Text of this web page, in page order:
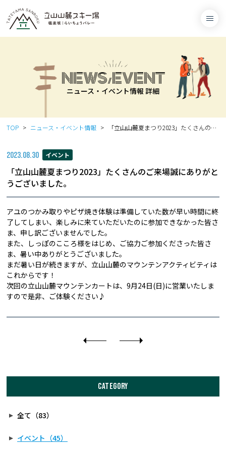
NEWS/EVENT
ニュース・イベント情報 詳細
TOP ニュース・イベント情報 「立山山麓夏まつり2023」たくさんのご来場誠にありがとうございました。
2023.08.30 イベント
「立山山麓夏まつり2023」たくさんのご来場誠にありがと
うございました。
アユのつかみ取りやピザ焼き体験は準備していた数が早い時間に終
了してしまい、楽しみに来ていただいたのに参加できなかった皆さ
ま、申し訳ございませんでした。
また、しっぽのこころ様をはじめ、ご協力ご参加くださった皆さ
ま、暑い中ありがとうございました。
まだ暑い日が続きますが、立山山麓のマウンテンアクティビティは
これからです！
次回の立山山麓マウンテンカートは、9月24日(日)に営業いたしま
すので是非、ご体験ください♪
CATEGORY
全て（83）
イベント（45）